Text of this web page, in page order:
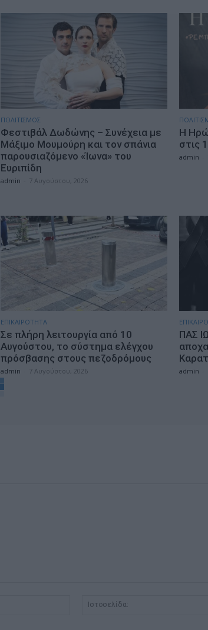
ΠΟΛΙΤΙΣΜΟΣ
Φεστιβάλ Δωδώνης – Συνέχεια με
Μάξιμο Μουμούρη και τον σπάνια
παρουσιαζόμενο «Ίωνα» του
Ευριπίδη
admin 7 Αυγούστου, 2026
Η Ηρώ
στις
admin
ΕΠΙΚΑΙΡΟΤΗΤΑ
Σε πλήρη λειτουργία από 10
Αυγούστου, το σύστημα ελέγχου
πρόσβασης στους πεζοδρόμους
admin 7 Αυγούστου, 2026
ΠΑΣ
admin
Email:*